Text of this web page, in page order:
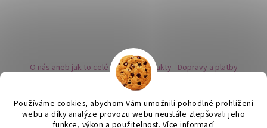
Používáme cookies, abychom Vám umožnili pohodlné prohlížení
webu a díky analýze provozu webu neustále zlepšovali jeho
funkce, výkon a použitelnost. Více informací
O nás aneb jak to celé začalo Kontakty Dopravy a platby
Kovy a puncovní značky Naše nabídka náušnic
Instagram - sledujte nás
Obchodní podmínky Ochrana osobních údajů
Zpětný odběr vysloužilých bateriích